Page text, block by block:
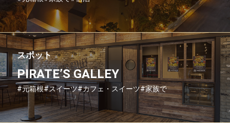
スポット
PIRATE’S GALLEY
#元箱根#スイーツ#カフェ・スイーツ#家族で
#友人グループで#グルメ